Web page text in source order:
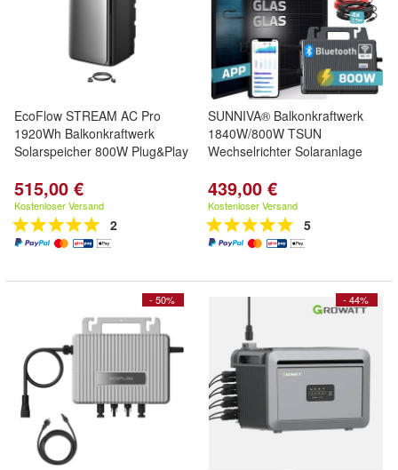
EcoFlow STREAM AC Pro
1920Wh Balkonkraftwerk
Solarspeicher 800W Plug&Play
515,00 €
Kostenloser Versand
2
SUNNIVA® Balkonkraftwerk
1840W/800W TSUN
Wechselrichter Solaranlage
439,00 €
Kostenloser Versand
5
- 50% - 44%